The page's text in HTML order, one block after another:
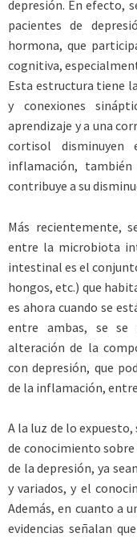
depresión. En efecto,
pacientes de
hormona, que
cognitiva,
Esta estructura tiene
y conexiones
aprendizaje y a una
cortisol disminuyen
inflamación,
contribuye a su
Más recientemente,
entre la microbiota
intestinal es el
hongos, etc.) que
es ahora cuando se
entre ambas, se se
alteración de la
con depresión, que
de la inflamación,
A la luz de lo
de conocimiento
de la depresión, ya
y variados, y el
Además, en cuanto a
evidencias señalan